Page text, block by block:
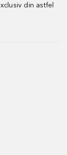
din astfel